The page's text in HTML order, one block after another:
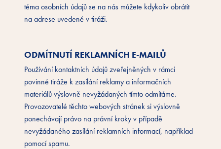
téma osobních údajů se na nás můžete kdykoliv obrátit
na adrese uvedené v tiráži.
ODMÍTNUTÍ REKLAMNÍCH E-MAILŮ
Používání kontaktních údajů zveřejněných v rámci
povinné tiráže k zasílání reklamy a informačních
materiálů výslovně nevyžádaných tímto odmítáme.
Provozovatelé těchto webových stránek si výslovně
ponechávají právo na právní kroky v případě
nevyžádaného zasílání reklamních informací, například
pomocí spamu.